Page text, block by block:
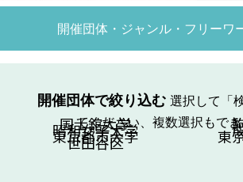
開催団体・ジャンル・フリーワ
開催団体で絞り込む 選択して「
てください、複数選択もで
国士舘大学
昭和女子大学
東京都市大学 東
世田谷区